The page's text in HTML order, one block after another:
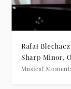
Rafał
Sharp Minor,
Musical